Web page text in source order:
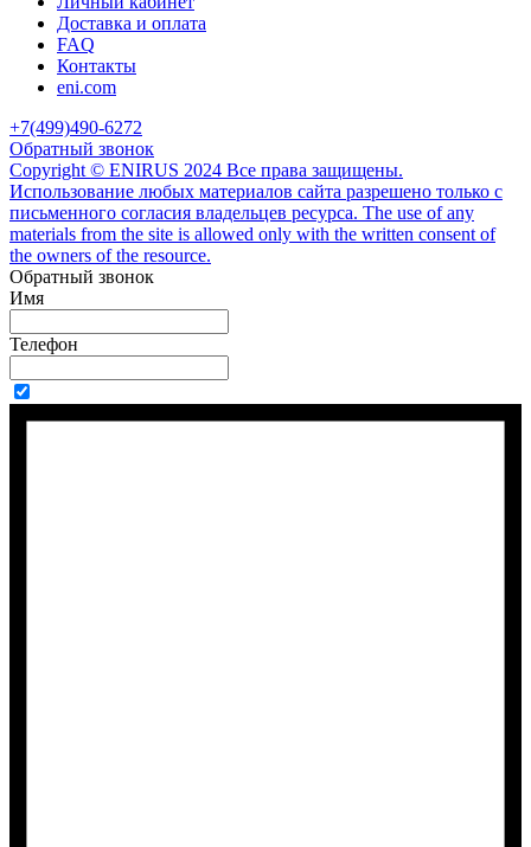
Доставка и оплата
FAQ
Контакты
eni.com
+7(499)490-6272
Обратный звонок
Copyright © ENIRUS 2024 Все права защищены.
Использование любых материалов сайта разрешено только с
письменного согласия владельцев ресурса. The use of any
materials from the site is allowed only with the written consent of
the owners of the resource.
Обратный звонок
Имя
Телефон